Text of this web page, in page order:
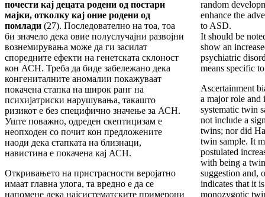
почести кај децата родени од постари
мајки, отколку кај оние родени од
помлади (27). Последователно на тоа, тоа
би значело дека овие полуслучајни развојни
вознемирувања може да ги засилат
споредните ефекти на генетската склоност
кон АСН. Треба да биде забележано дека
конгениталните аномалии покажуваат
покачена стапка на широк ранг на
психијатриски нарушувања, такашто
ризикот е без специфично значење за АСН.
Уште поважно, одреден скептицизам е
неопходен со почит кон предложените
наоди дека стапката на близнаци,
навистина е покачена кај АСН.
Откривањето на пристрасности веројатно
имаат главна улога, та вредно е да се
напомене дека најсистематските примероци
random
enhance the
to ASD.
It should be
show an
psychiatric
means specific
Ascertainment
a major role and
systematic twin
not include a
twins; nor did
twin sample. It
postulated
with being a
suggestion and,
indicates that it
monozygotic